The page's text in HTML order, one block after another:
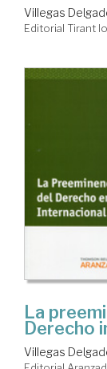
Villegas
Editorial Tirant
La
Derecho
Villegas